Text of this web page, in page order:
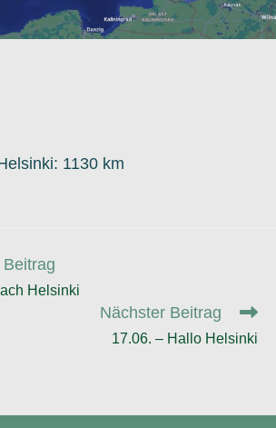
1130 km
Helsinki
Nächster Beitrag
17.06. – Hallo Helsinki